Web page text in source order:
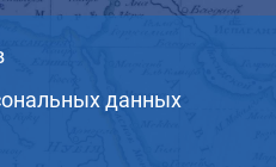
данных